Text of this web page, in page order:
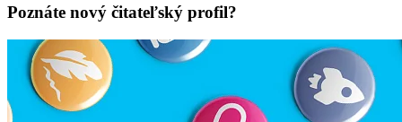
Poznáte nový čitateľský profil?